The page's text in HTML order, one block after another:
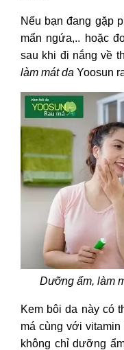
Nếu bạn đang gặp
mẩn ngứa,.. hoặc
sau khi đi nắng về
làm mát da Yoosun
Dưỡng ẩm, làm
Kem bôi da này có
má cùng với
không chỉ dưỡng